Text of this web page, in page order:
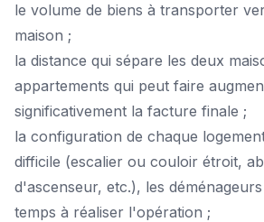
le volume de biens à transporter
maison ;
la distance qui sépare les deux
appartements qui peut faire
significativement la facture finale ;
la configuration de chaque
difficile (escalier ou couloir étroit,
d'ascenseur, etc.), les
temps à réaliser l'opération ;